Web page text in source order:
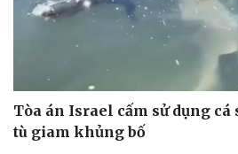
Tòa án Israel cấm sử dụng cá
tù giam khủng bố